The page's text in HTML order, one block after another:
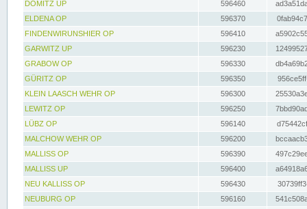
DÖMITZ UP
596460
ELDENA OP
596370
FINDENWIRUNSHIER OP
596410
GARWITZ UP
596230
GRABOW OP
596330
GÜRITZ OP
596350
KLEIN LAASCH WEHR OP
596300
LEWITZ OP
596250
LÜBZ OP
596140
MALCHOW WEHR OP
596200
MALLISS OP
596390
MALLISS UP
596400
NEU KALLISS OP
596430
NEUBURG OP
596160